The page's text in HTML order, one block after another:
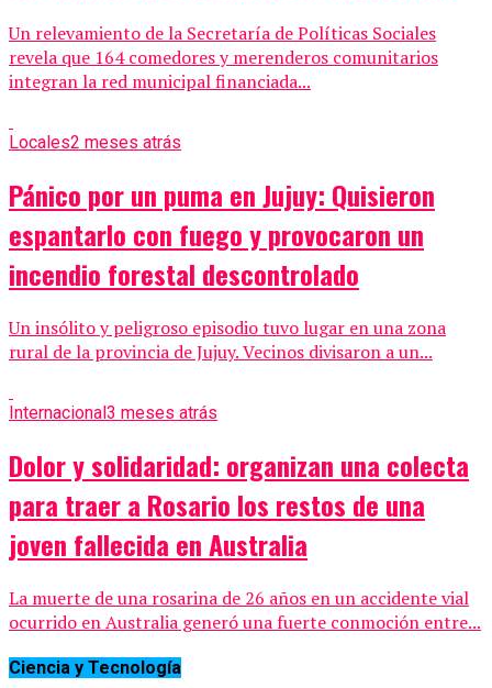
Un relevamiento de la Secretaría de Políticas Sociales
revela que 164 comedores y merenderos comunitarios
integran la red municipal financiada...
Locales2 meses atrás
Pánico por un puma en Jujuy: Quisieron
espantarlo con fuego y provocaron un
incendio forestal descontrolado
Un insólito y peligroso episodio tuvo lugar en una zona
rural de la provincia de Jujuy. Vecinos divisaron a un...
Internacional3 meses atrás
Dolor y solidaridad: organizan una colecta
para traer a Rosario los restos de una
joven fallecida en Australia
La muerte de una rosarina de 26 años en un accidente vial
ocurrido en Australia generó una fuerte conmoción entre...
Ciencia y Tecnología